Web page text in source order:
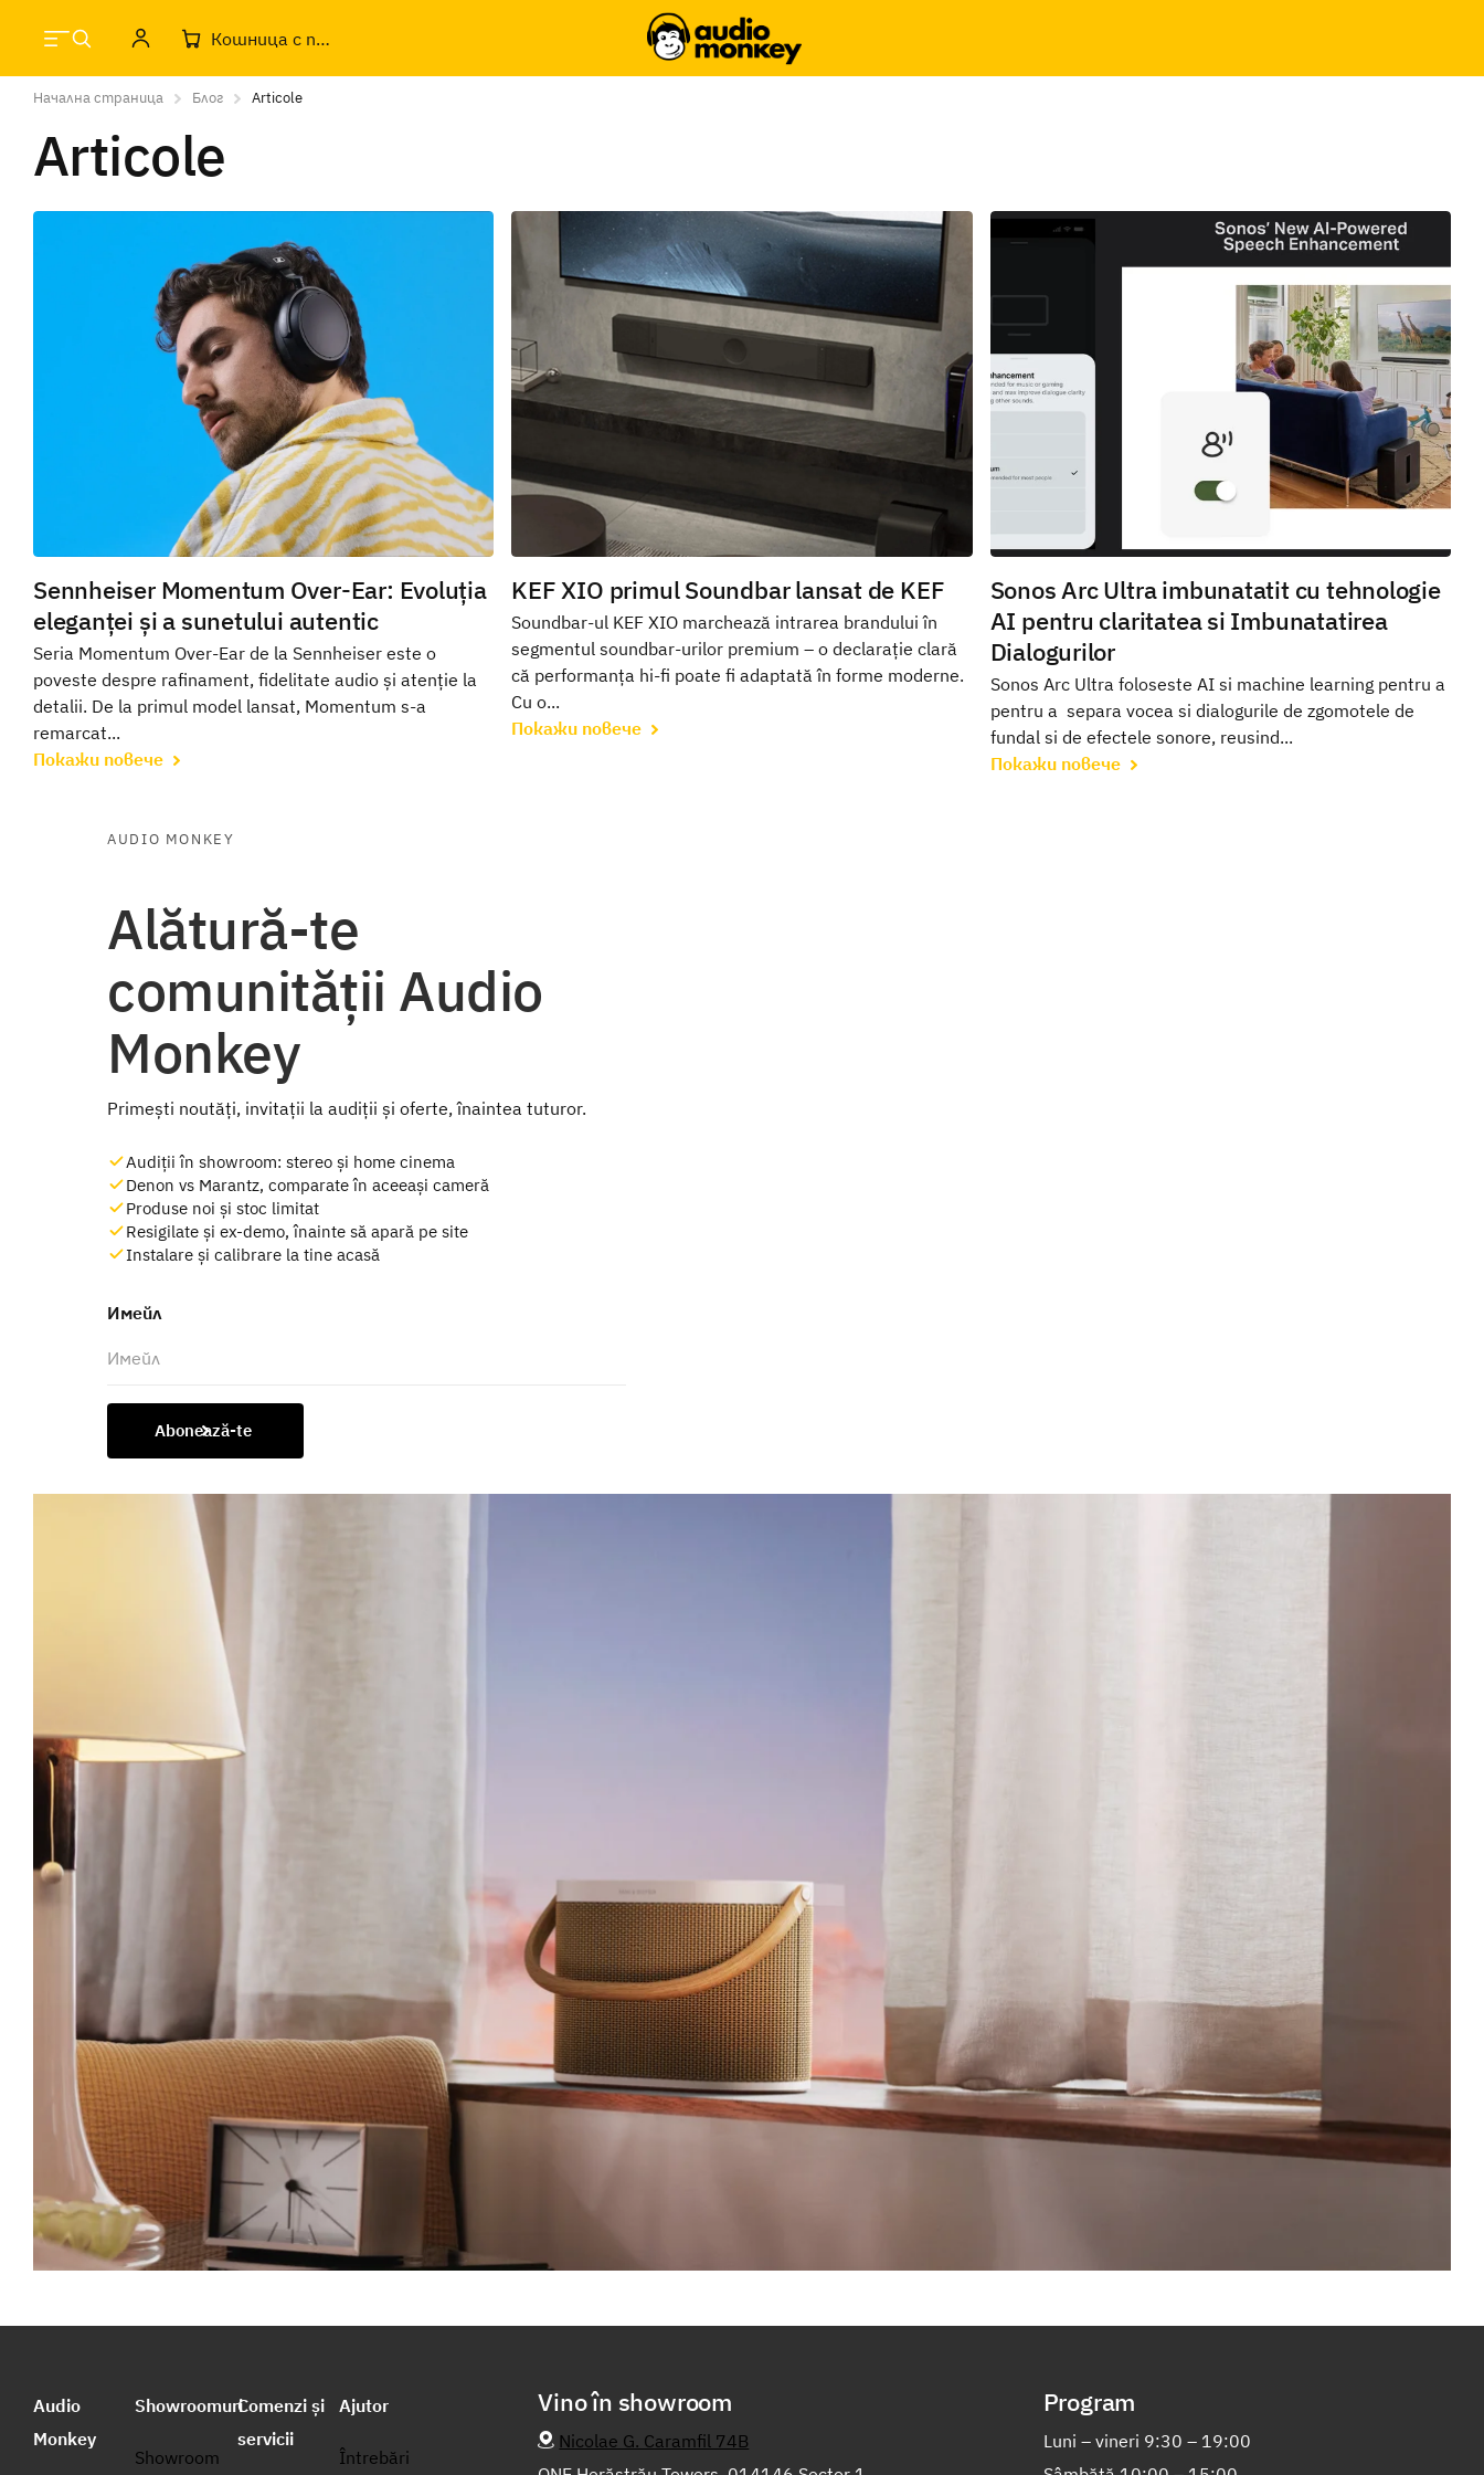
Кошница с продукти
Начална страница Блог Articole
Articole
Sennheiser Momentum Over-Ear: Evoluția
eleganței și a sunetului autentic
Seria Momentum Over-Ear de la Sennheiser este o
poveste despre rafinament, fidelitate audio și atenție la
detalii. De la primul model lansat, Momentum s-a
remarcat...
Покажи повече
KEF XIO primul Soundbar lansat de KEF
Soundbar-ul KEF XIO marchează intrarea brandului în
segmentul soundbar-urilor premium – o declarație clară
că performanța hi‑fi poate fi adaptată în forme moderne.
Cu o...
Покажи повече
Sonos Arc Ultra imbunatatit cu tehnologie
AI pentru claritatea si Imbunatatirea
Dialogurilor
Sonos Arc Ultra foloseste AI si machine learning pentru a
pentru a separa vocea si dialogurile de zgomotele de
fundal si de efectele sonore, reusind...
Покажи повече
AUDIO MONKEY
Alătură-te
comunității Audio
Monkey
Primești noutăți, invitații la audiții și oferte, înaintea tuturor.
Audiții în showroom: stereo și home cinema
Denon vs Marantz, comparate în aceeași cameră
Produse noi și stoc limitat
Resigilate și ex-demo, înainte să apară pe site
Instalare și calibrare la tine acasă
Имейл
Abonează-te
Audio
Monkey
Showroomuri
Showroom
Comenzi și
servicii
Ajutor
Întrebări
Vino în showroom
Nicolae G. Caramfil 74B
Program
Luni – vineri 9:30 – 19:00